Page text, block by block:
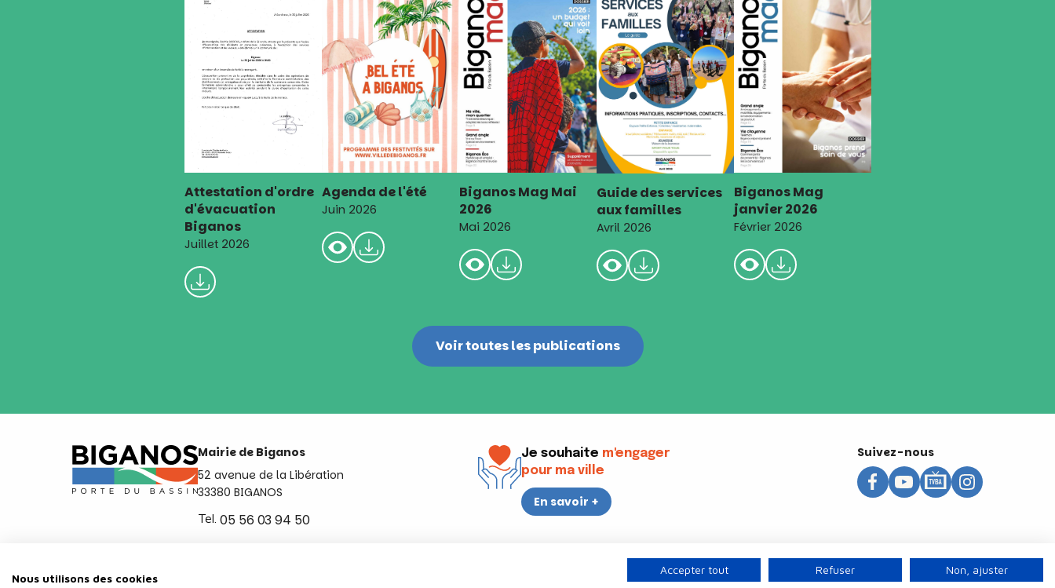
Attestation d'ordre
d'évacuation
Biganos
Juillet 2026
Agenda de l'été
Juin 2026
Biganos Mag Mai
2026
Mai 2026
Guide des services
aux familles
Avril 2026
Biganos Mag
janvier 2026
Février 2026
Voir toutes les publications
Mairie de Biganos
52 avenue de la Libération
33380 BIGANOS
Tel. 05 56 03 94 50
Je souhaite m'engager
pour ma ville
En savoir +
Suivez-nous
Nous utilisons des cookies
Accepter tout Refuser Non, ajuster